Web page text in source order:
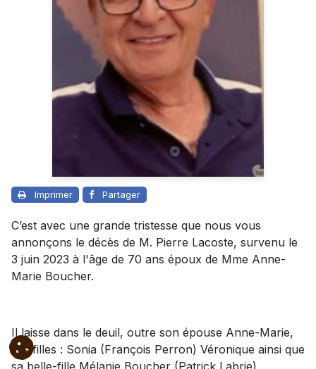
Imprimer Partager
C’est avec une grande tristesse que nous vous
annonçons le décès de M. Pierre Lacoste, survenu le
3 juin 2023 à l'âge de 70 ans époux de Mme Anne-
Marie Boucher.
Il laisse dans le deuil, outre son épouse Anne-Marie,
ses filles : Sonia (François Perron) Véronique ainsi que
sa belle-fille Mélanie Boucher (Patrick Labrie).